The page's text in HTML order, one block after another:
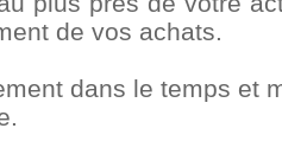
de vos achats.
dans le temps et